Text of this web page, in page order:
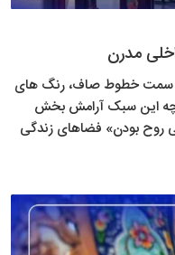
مدرن
سمت خطوط صاف، رنگ های
این سبک آرامش بخش
روح بودن» فضاهای زندگی